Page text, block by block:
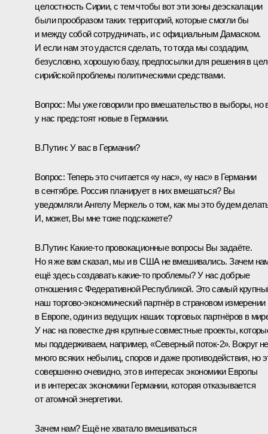
целостность Сирии, с тем чтобы вот эти зоны деэскалации
были прообразом таких территорий, которые смогли бы
и между собой сотрудничать, и с официальным Дамаском.
И если нам это удастся сделать, то тогда мы создадим,
безусловно, хорошую базу, предпосылки для решения в
сирийской проблемы политическими средствами.
Вопрос: Мы уже говорили про вмешательство в выборы, но
у нас предстоят новые в Германии.
В.Путин: У вас в Германии?
Вопрос: Теперь это считается «у нас», «у нас» в Германии
в сентябре. Россия планирует в них вмешаться? Вы
уведомляли Ангелу Меркель о том, как мы это будем
И, может, Вы мне тоже подскажете?
В.Путин: Какие-то провокационные вопросы Вы задаёте.
Но я же вам сказал, мы и в США не вмешивались. Зачем
ещё здесь создавать какие‑то проблемы? У нас добрые
отношения с Федеративной Республикой. Это самый
наш торгово-экономический партнёр в страновом измерении
в Европе, один из ведущих наших торговых партнёров в
У нас на повестке дня крупные совместные проекты,
мы поддерживаем, например, «Северный поток‑2». Вокруг
много всяких небылиц, споров и даже противодействия, но
совершенно очевидно, это в интересах экономики Европы
и в интересах экономики Германии, которая отказывается
от атомной энергетики.
Зачем нам? Ещё не хватало вмешиваться